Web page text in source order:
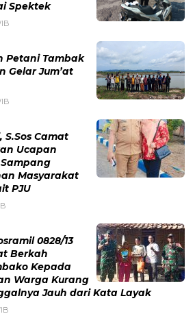
Spektek
Petani Tambak
Gelar Jum’at
Camat
Ucapan
Masyarakat
PJU
0828/13
Berkah
Kepada
Warga Kurang
Jauh dari Kata Layak